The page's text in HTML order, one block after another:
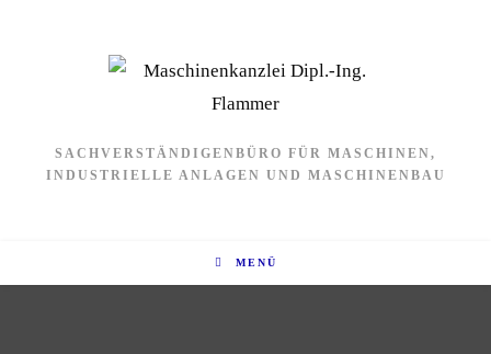
SACHVERSTÄNDIGENBÜRO FÜR MASCHINEN,
INDUSTRIELLE ANLAGEN UND MASCHINENBAU
MENÜ